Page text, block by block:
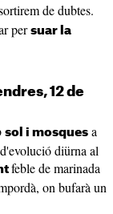
de dubtes.
per suar la
12 de
sol i mosques a
diürna al
feble de marinada
on bufarà un